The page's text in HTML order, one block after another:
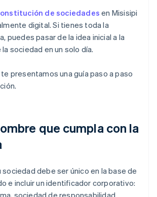
de sociedades en Misisipi
digital. Si tienes toda la
puedes pasar de la idea inicial a la
sociedad en un solo día.
presentamos una guía paso a paso
que cumpla con la
sociedad debe ser único en la base de
e incluir un identificador corporativo: